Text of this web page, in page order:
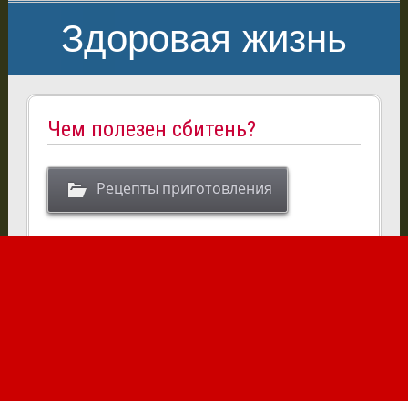
Здоровая жизнь
Чем полезен сбитень?
Рецепты приготовления